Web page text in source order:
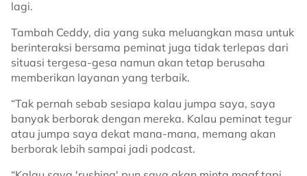
lagi.
Tambah Ceddy, dia yang suka meluangkan masa untuk
berinteraksi bersama peminat juga tidak terlepas dari
situasi tergesa-gesa namun akan tetap berusaha
memberikan layanan yang terbaik.
“Tak pernah sebab sesiapa kalau jumpa saya, saya
banyak berborak dengan mereka. Kalau peminat tegur
atau jumpa saya dekat mana-mana, memang akan
berborak lebih sampai jadi podcast.